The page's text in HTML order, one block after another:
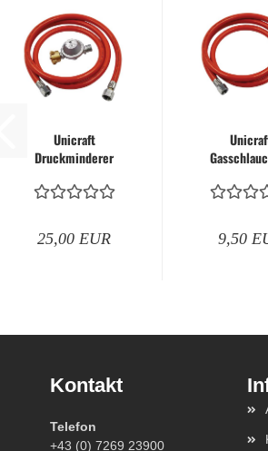
Unicraft
Druckminderer
Gasschlauch 1,5
Gasheizgerät...
25,00 EUR
¼"-3/
9,50
Kontakt
Telefon
+43 (0) 7269 23900